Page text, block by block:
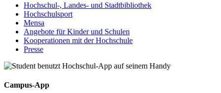
Hochschul-, Landes- und Stadtbibliothek
Hochschulsport
Mensa
Angebote für Kinder und Schulen
Kooperationen mit der Hochschule
Presse
Campus-App